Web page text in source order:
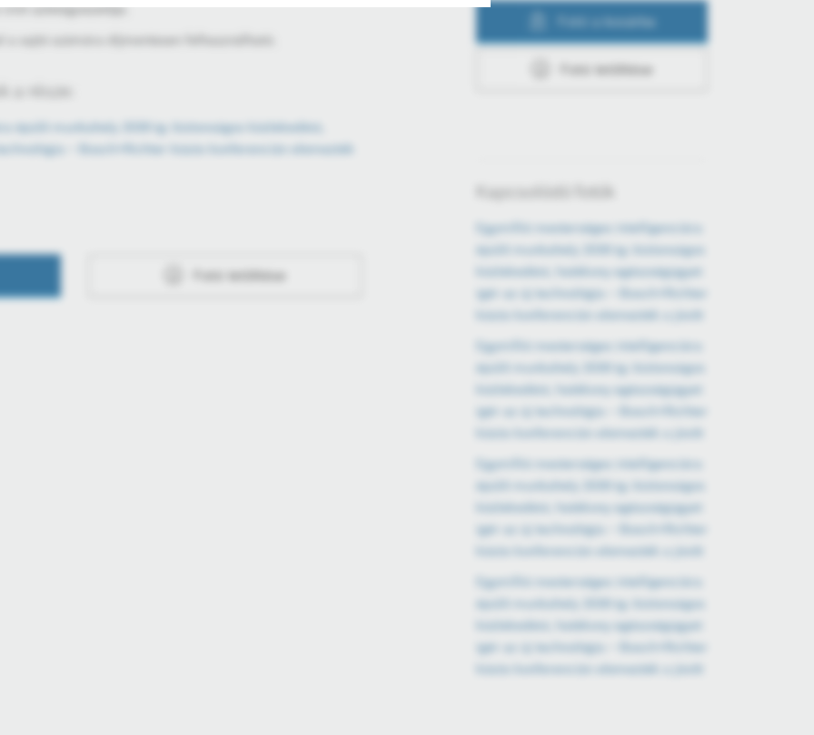
Unit üzletágvezetője.
a sajtó számára díjmentesen felhasználható.
a része:
épülő munkahely 2030-ig: biztonságos közlekedést,
– Bosch×Richter közös konferencián elemezték
Fotó letöltése
Fotó a kosárba
Fotó letöltése
Kapcsolódó fotók
Egymillió mesterséges intelligenciára
épülő munkahely 2030-ig: biztonságos
közlekedést, hatékony egészségügyet
ígér az új technológia – Bosch×Richter
közös konferencián elemezték a jövőt
Egymillió mesterséges intelligenciára
épülő munkahely 2030-ig: biztonságos
közlekedést, hatékony egészségügyet
ígér az új technológia – Bosch×Richter
közös konferencián elemezték a jövőt
Egymillió mesterséges intelligenciára
épülő munkahely 2030-ig: biztonságos
közlekedést, hatékony egészségügyet
ígér az új technológia – Bosch×Richter
közös konferencián elemezték a jövőt
Egymillió mesterséges intelligenciára
épülő munkahely 2030-ig: biztonságos
közlekedést, hatékony egészségügyet
ígér az új technológia – Bosch×Richter
közös konferencián elemezték a jövőt